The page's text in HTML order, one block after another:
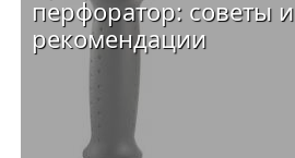
перфоратор: советы и
рекомендации